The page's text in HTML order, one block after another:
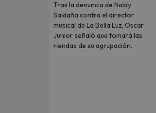
Tras la denuncia de Naldy
Saldaña contra el director
musical de La Bella Luz, Oscar
Junior señaló que tomará las
riendas de su agrupación.